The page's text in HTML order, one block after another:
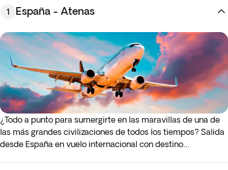
1 España - Atenas
¿Todo a punto para sumergirte en las maravillas de una de
las más grandes civilizaciones de todos los tiempos? Salida
desde España en vuelo internacional con destino